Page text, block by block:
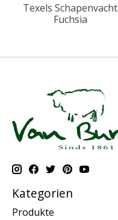
Texels Schapenvacht
Fuchsia
Kategorien
Produkte